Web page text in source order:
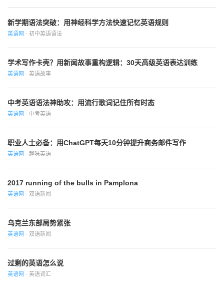
新学期语法突破：用神经科学方法快速记忆英语规则
英语网 · 初中英语语法
学术写作卡壳？用新闻故事重构逻辑：30天高级英语表达训练
英语网 · 英语故事
中考英语语法神助攻：用流行歌词记住所有时态
英语网 · 中考英语
职业人士必备：用ChatGPT每天10分钟提升商务邮件写作
英语网 · 趣味英语
2017 running of the bulls in Pamplona
英语网 · 双语新闻
乌克兰东部局势紧张
英语网 · 双语新闻
过剩的英语怎么说
英语网 · 英语词汇